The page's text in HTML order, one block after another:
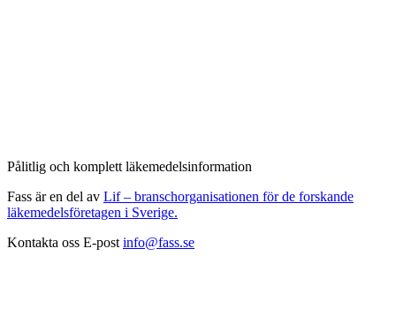
Pålitlig och komplett läkemedelsinformation
Fass är en del av Lif – branschorganisationen för de forskande
läkemedelsföretagen i Sverige.
Kontakta oss E-post info@fass.se